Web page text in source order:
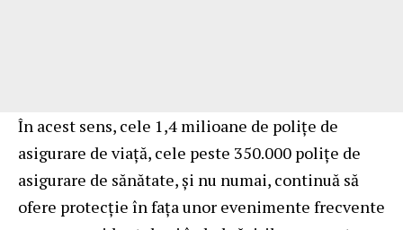
În acest sens, cele 1,4 milioane de polițe de
asigurare de viață, cele peste 350.000 polițe de
asigurare de sănătate, și nu numai, continuă să
ofere protecție în fața unor evenimente frecvente